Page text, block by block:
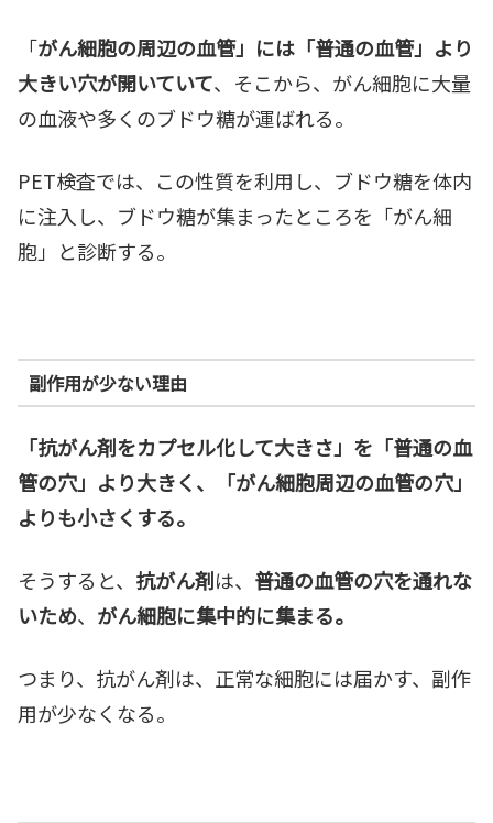
「がん細胞の周辺の血管」には「普通の血管」より
大きい穴が開いていて、そこから、がん細胞に大量
の血液や多くのブドウ糖が運ばれる。
PET検査では、この性質を利用し、ブドウ糖を体内
に注入し、ブドウ糖が集まったところを「がん細
胞」と診断する。
副作用が少ない理由
「抗がん剤をカプセル化して大きさ」を「普通の血
管の穴」より大きく、「がん細胞周辺の血管の穴」
よりも小さくする。
そうすると、 抗がん剤は、 普通の血管の穴を通れな
いため、 がん細胞に集中的に集まる。
つまり、抗がん剤は、正常な細胞には届かす、副作
用が少なくなる。